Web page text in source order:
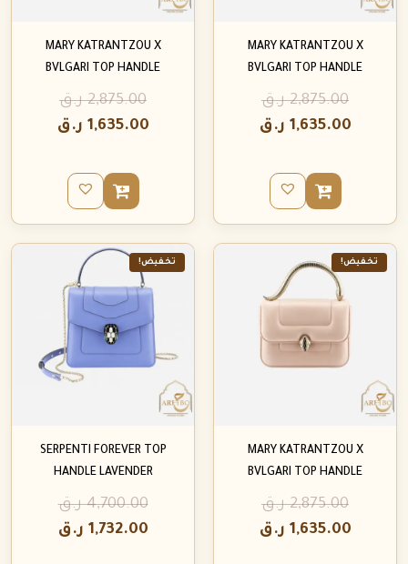
MARY KATRANTZOU X
BVLGARI TOP HANDLE
2,875.00 ر.ق
1,635.00 ر.ق
MARY KATRANTZOU X
BVLGARI TOP HANDLE
2,875.00 ر.ق
1,635.00 ر.ق
تخفيض!
MARY KATRANTZOU X
BVLGARI TOP HANDLE
2,875.00 ر.ق
1,635.00 ر.ق
تخفيض!
SERPENTI FOREVER TOP
HANDLE LAVENDER
4,700.00 ر.ق
1,732.00 ر.ق